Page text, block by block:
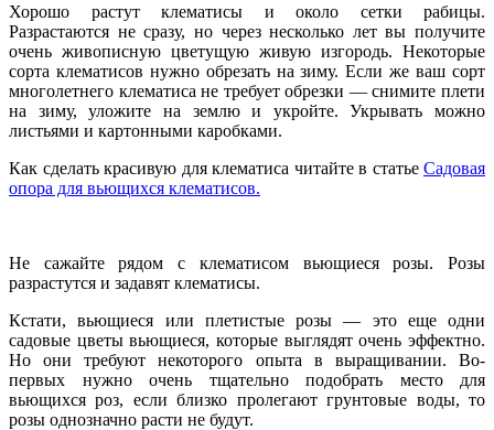
Хорошо растут клематисы и около сетки рабицы.
Разрастаются не сразу, но через несколько лет вы получите
очень живописную цветущую живую изгородь. Некоторые
сорта клематисов нужно обрезать на зиму. Если же ваш сорт
многолетнего клематиса не требует обрезки — снимите плети
на зиму, уложите на землю и укройте. Укрывать можно
листьями и картонными каробками.
Как сделать красивую для клематиса читайте в статье Садовая
опора для вьющихся клематисов.
Не сажайте рядом с клематисом вьющиеся розы. Розы
разрастутся и задавят клематисы.
Кстати, вьющиеся или плетистые розы — это еще одни
садовые цветы вьющиеся, которые выглядят очень эффектно.
Но они требуют некоторого опыта в выращивании. Во-
первых нужно очень тщательно подобрать место для
вьющихся роз, если близко пролегают грунтовые воды, то
розы однозначно расти не будут.